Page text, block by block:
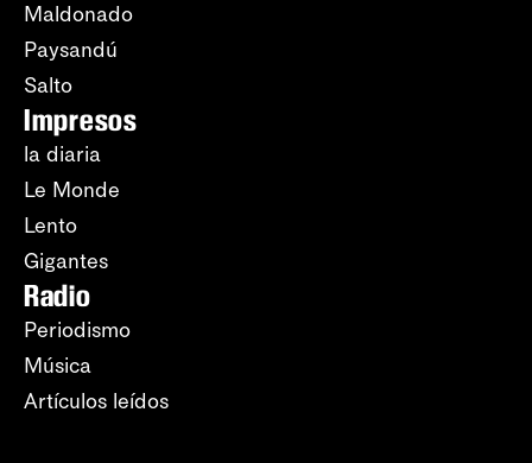
Maldonado
Paysandú
Salto
Impresos
la diaria
Le Monde
Lento
Gigantes
Radio
Periodismo
Música
Artículos leídos